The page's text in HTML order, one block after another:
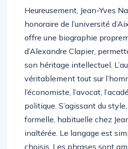
Heureusement, Jean-Yves
honoraire de l’université
offre une biographie
d’Alexandre Clapier,
son héritage intellectuel.
véritablement tout sur
l’économiste, l’avocat,
politique. S’agissant du style,
formelle, habituelle chez
inaltérée. Le langage est
choisis. Les phrases sont